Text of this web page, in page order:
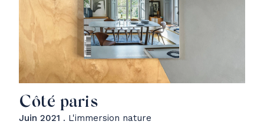
Côté paris
Juin 2021 . L'immersion nature